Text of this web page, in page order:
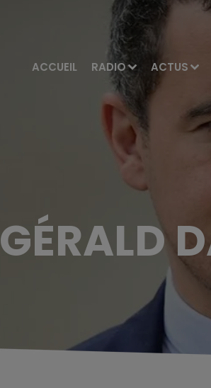
ACCUEIL RADIO ACTUS
GÉRALD